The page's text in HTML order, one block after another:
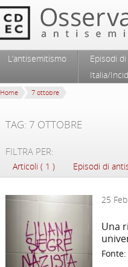
Menu principale
Vai al contenuto principale
Vai al contenuto secondario
L’antisemitismo
Episodi
Italia/
Home 7 ottobre
TAG: 7 OTTOBRE
FILTRA PER:
Articoli ( 1 ) Episodi di
25
Una
Fonte: